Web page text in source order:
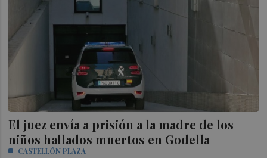
El juez envía a prisión a la madre de los
niños hallados muertos en Godella
CASTELLÓN PLAZA